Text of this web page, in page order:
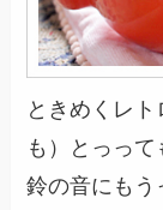
ときめくレ
も）とっっ
鈴の音にもう